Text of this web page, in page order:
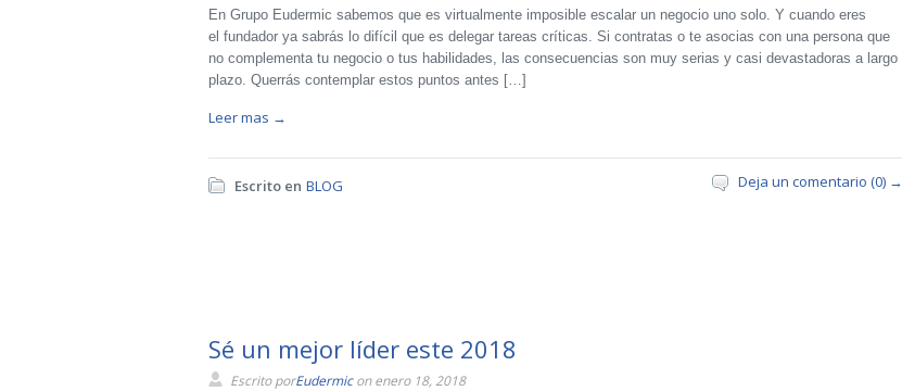
En Grupo Eudermic sabemos que es virtualmente imposible escalar un negocio uno solo. Y cuando eres
el fundador ya sabrás lo difícil que es delegar tareas críticas. Si contratas o te asocias con una persona que
no complementa tu negocio o tus habilidades, las consecuencias son muy serias y casi devastadoras a largo
plazo. Querrás contemplar estos puntos antes […]
Leer mas →
Escrito en BLOG Deja un comentario (0) →
Sé un mejor líder este 2018
Escrito porEudermicon enero 18, 2018